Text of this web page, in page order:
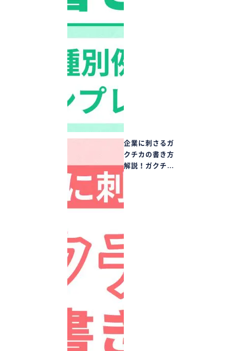
企業に刺さるガ
クチカの書き方
解説！ガクチ…